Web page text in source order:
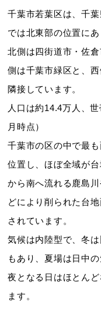
千葉市若葉区は、千
では北東部の位置に
北側は四街道市・佐
側は千葉市緑区と、
隣接しています。
人口は約14.4万人、
月時点）
千葉市の区の中で最
位置し、ほぼ全域が
から南へ流れる鹿島
どにより削られた台
されています。
気候は内陸型で、冬
もあり、夏場は日中
夜となる日はほとん
ます。